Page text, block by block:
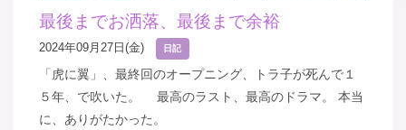
最後までお洒落、最後まで余裕
2024年09月27日(金) 日記
「虎に翼」、最終回のオープニング、トラ子が死んで１
５年、で吹いた。 最高のラスト、最高のドラマ。 本当
に、ありがたかった。